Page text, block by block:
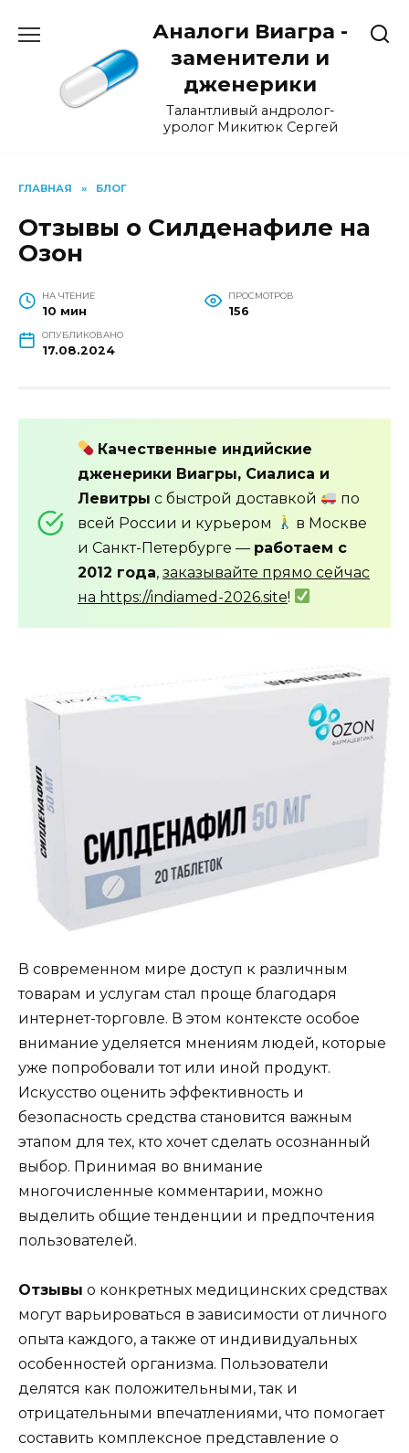
Аналоги Виагра -
заменители и
дженерики
Талантливый андролог-
уролог Микитюк Сергей
ГЛАВНАЯ » БЛОГ
Отзывы о Силденафиле на
Озон
НА ЧТЕНИЕ
10 мин
ПРОСМОТРОВ
156
ОПУБЛИКОВАНО
17.08.2024
Качественные индийские
дженерики Виагры, Сиалиса и
Левитры с быстрой доставкой
по
всей России и курьером
в Москве
и Санкт-Петербурге — работаем с
2012 года, заказывайте прямо сейчас
на https://indiamed-2026.site!
В современном мире доступ к различным
товарам и услугам стал проще благодаря
интернет-торговле. В этом контексте особое
внимание уделяется мнениям людей, которые
уже попробовали тот или иной продукт.
Искусство оценить эффективность и
безопасность средства становится важным
этапом для тех, кто хочет сделать осознанный
выбор. Принимая во внимание
многочисленные комментарии, можно
выделить общие тенденции и предпочтения
пользователей.
Отзывы о конкретных медицинских средствах
могут варьироваться в зависимости от личного
опыта каждого, а также от индивидуальных
особенностей организма. Пользователи
делятся как положительными, так и
отрицательными впечатлениями, что помогает
составить комплексное представление о